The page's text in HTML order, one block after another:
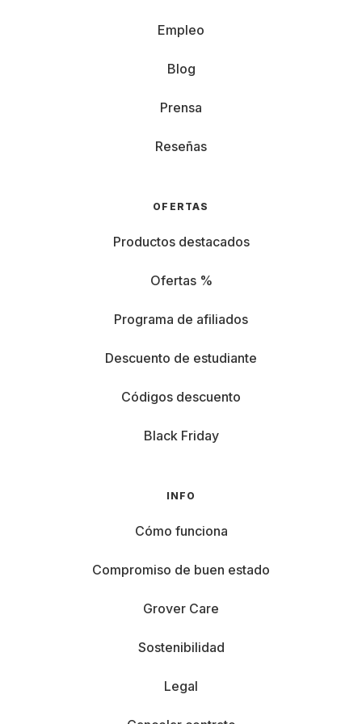
Empleo
Blog
Prensa
Reseñas
OFERTAS
Productos destacados
Ofertas %
Programa de afiliados
Descuento de estudiante
Códigos descuento
Black Friday
INFO
Cómo funciona
Compromiso de buen estado
Grover Care
Sostenibilidad
Legal